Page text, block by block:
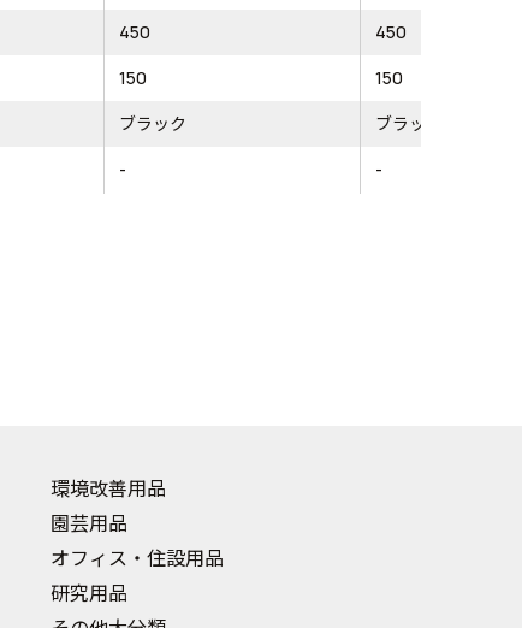
450
450
150
150
ブラック
ブラック
- -
環境改善用品
園芸用品
オフィス・住設用品
研究用品